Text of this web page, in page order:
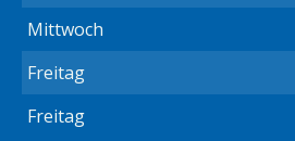
Mittwoch
Freitag
Freitag